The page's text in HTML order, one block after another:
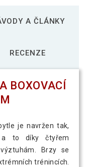
A ČLÁNKY
RECENZE
BOXOVACÍ
je navržen tak,
to díky čtyřem
Brzy se
trénincích.